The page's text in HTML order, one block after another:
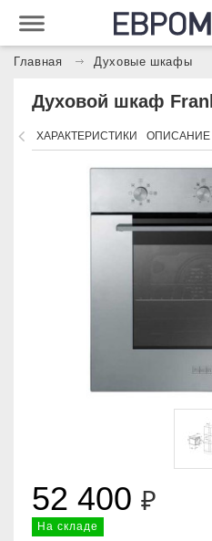
Главная Духовые шкафы
Духовой шкаф
ХАРАКТЕРИСТИКИ ОПИСАНИЕ
52 400 ₽
На складе